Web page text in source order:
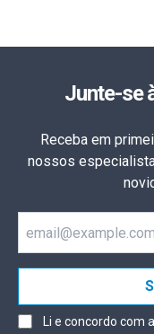
Junte-se
Receba em
nossos
Li e concordo com a